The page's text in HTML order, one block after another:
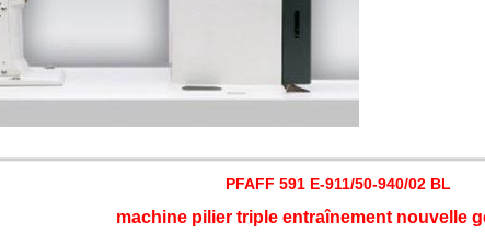
PFAFF 591 E-911/50-940/02 BL
machine pilier triple entraînement nouvelle